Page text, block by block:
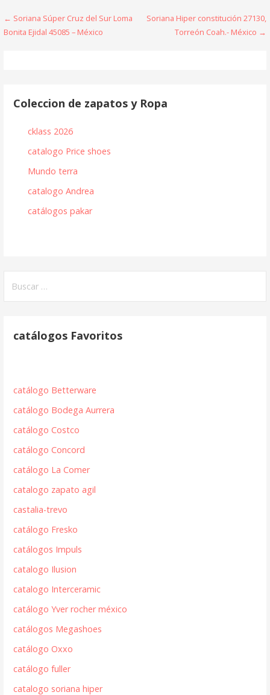
Navegación
← Soriana Súper Cruz del Sur Loma
Bonita Ejidal 45085 – México
Soriana Hiper constitución 27130,
Torreón Coah.- México →
Coleccion de zapatos y Ropa
cklass 2026
catalogo Price shoes
Mundo terra
catalogo Andrea
catálogos pakar
catálogos Favoritos
catálogo Betterware
catálogo Bodega Aurrera
catálogo Costco
catálogo Concord
catálogo La Comer
catalogo zapato agil
castalia-trevo
catálogo Fresko
catálogos Impuls
catalogo Ilusion
catalogo Interceramic
catálogo Yver rocher méxico
catálogos Megashoes
catálogo Oxxo
catálogo fuller
catalogo soriana hiper